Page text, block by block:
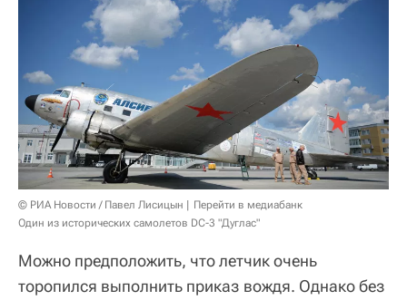
© РИА Новости / Павел Лисицын
Перейти в медиабанк
Один из исторических самолетов DC-3 "Дуглас"
Можно предположить, что летчик очень
торопился выполнить приказ вождя. Однако без